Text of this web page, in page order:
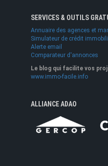
SERVICES & OUTILS
Annuaire des agences et
Simulateur de crédit
Alerte email
Comparateur d'annonces
Le blog qui facilite vos
www.immo-facile.info
ALLIANCE ADAO